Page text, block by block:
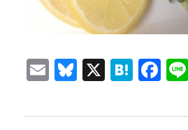
EmailBluesky
X